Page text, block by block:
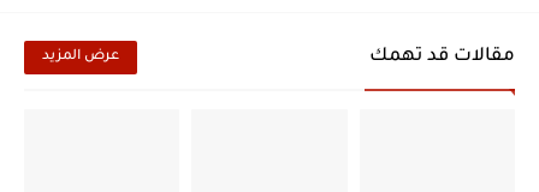
مقالات قد تهمك عرض المزيد